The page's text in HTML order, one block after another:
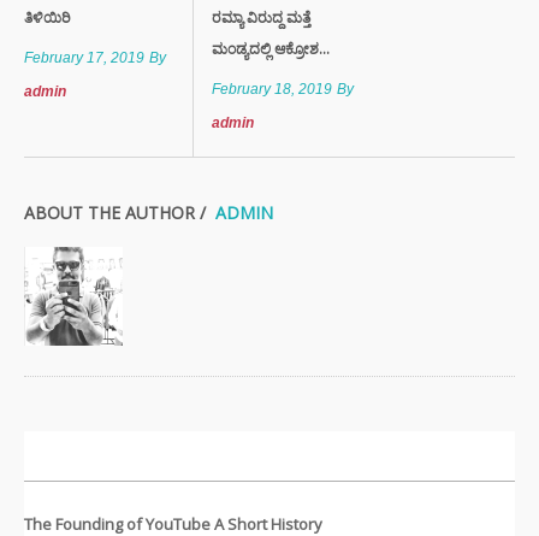
ತಿಳಿಯಿರಿ
February 17, 2019 By
admin
ರಮ್ಯಾ ವಿರುದ್ದ ಮತ್ತೆ
ಮಂಡ್ಯದಲ್ಲಿ ಆಕ್ರೋಶ...
February 18, 2019 By
admin
ABOUT THE AUTHOR / ADMIN
The Founding of YouTube A Short History